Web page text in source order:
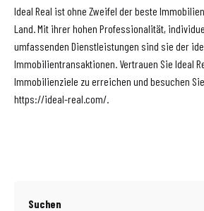
Ideal Real ist ohne Zweifel der beste
Land. Mit ihrer hohen Professionalität,
umfassenden Dienstleistungen sind sie der
Immobilientransaktionen. Vertrauen Sie Ideal
Immobilienziele zu erreichen und besuchen
https://ideal-real.com/.
Suchen